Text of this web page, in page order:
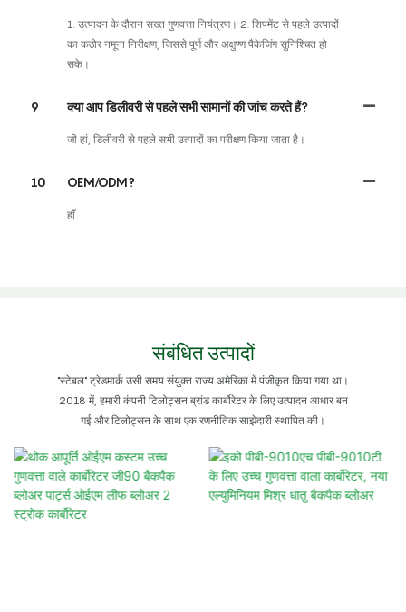
1. उत्पादन के दौरान सख्त गुणवत्ता नियंत्रण। 2. शिपमेंट से पहले उत्पादों
का कठोर नमूना निरीक्षण, जिससे पूर्ण और अक्षुण्ण पैकेजिंग सुनिश्चित हो
सके।
9 क्या आप डिलीवरी से पहले सभी सामानों की जांच करते हैं?
जी हां, डिलीवरी से पहले सभी उत्पादों का परीक्षण किया जाता है।
10 OEM/ODM?
हाँ
संबंधित उत्पादों
"स्टेबल" ट्रेडमार्क उसी समय संयुक्त राज्य अमेरिका में पंजीकृत किया गया था।
2018 में, हमारी कंपनी टिलोट्सन ब्रांड कार्बोरेटर के लिए उत्पादन आधार बन
गई और टिलोट्सन के साथ एक रणनीतिक साझेदारी स्थापित की।